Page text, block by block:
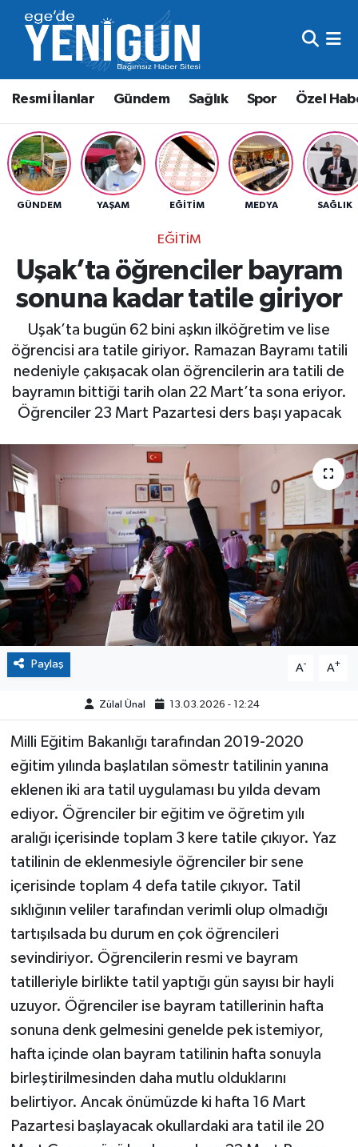
Resmi İlanlar Gündem Sağlık Spor Özel
GÜNDEM YAŞAM EĞITIM MEDYA SAĞLIK
EĞITIM
Uşak’ta öğrenciler bayram
sonuna kadar tatile giriyor
Uşak’ta bugün 62 bini aşkın ilköğretim ve lise
öğrencisi ara tatile giriyor. Ramazan Bayramı tatili
nedeniyle çakışacak olan öğrencilerin ara tatili de
bayramın bittiği tarih olan 22 Mart’ta sona eriyor.
Öğrenciler 23 Mart Pazartesi ders başı yapacak
Paylaş A- A+
Zülal Ünal 13.03.2026 - 12:24
Milli Eğitim Bakanlığı tarafından 2019-2020
eğitim yılında başlatılan sömestr tatilinin yanına
eklenen iki ara tatil uygulaması bu yılda devam
ediyor. Öğrenciler bir eğitim ve öğretim yılı
aralığı içerisinde toplam 3 kere tatile çıkıyor. Yaz
tatilinin de eklenmesiyle öğrenciler bir sene
içerisinde toplam 4 defa tatile çıkıyor. Tatil
sıklığının veliler tarafından verimli olup olmadığı
tartışılsada bu durum en çok öğrencileri
sevindiriyor. Öğrencilerin resmi ve bayram
tatilleriyle birlikte tatil yaptığı gün sayısı bir hayli
uzuyor. Öğrenciler ise bayram tatillerinin hafta
sonuna denk gelmesini genelde pek istemiyor,
hafta içinde olan bayram tatilinin hafta sonuyla
birleştirilmesinden daha mutlu olduklarını
belirtiyor. Ancak önümüzde ki hafta 16 Mart
Pazartesi başlayacak okullardaki ara tatil ile 20
Resmi İlanlar
Gündem
Sağlık
Spor
Beyoğlu Nöbetçi Eczaneler
Beyoğlu Hava Durumu
Beyoğlu Trafik Yoğunluk Haritası
Süper Lig Puan Durumu ve Fikstür
Son Dakika Haberleri
Haber Arşivi